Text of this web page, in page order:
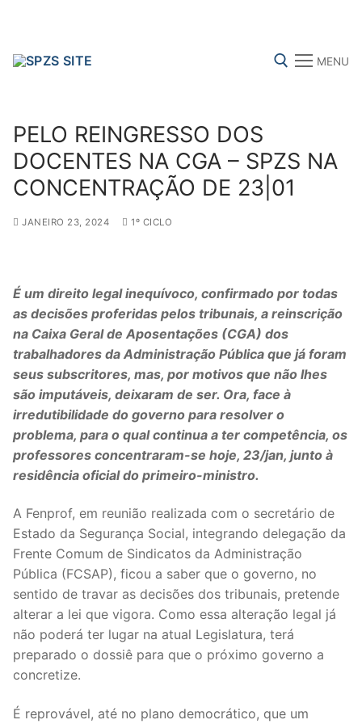
MENU
FENPROF CGTP-IN FRENTE COMUM
sindicalização
Notícias
Legislação
Sectores
PRÉ-ESCOLAR
2º/3º CEB / SECUNDÁRIO
ENSINO ARTÍSTICO
EDUCAÇÃO ESPECIAL
PARTICULAR / IPSS / MISERICÓRDIAS
ENSINO SUPERIOR
PELO REINGRESSO DOS
DOCENTES NA CGA – SPZS NA
CONCENTRAÇÃO DE 23|01
JANEIRO 23, 2024 1º CICLO
É um direito legal inequívoco, confirmado por todas
as decisões proferidas pelos tribunais, a reinscrição
na Caixa Geral de Aposentações (CGA) dos
trabalhadores da Administração Pública que já foram
seus subscritores, mas, por motivos que não lhes
são imputáveis, deixaram de ser. Ora, face à
irredutibilidade do governo para resolver o
problema, para o qual continua a ter competência, os
professores concentraram-se hoje, 23/jan, junto à
residência oficial do primeiro-ministro.
A Fenprof, em reunião realizada com o secretário de
Estado da Segurança Social, integrando delegação da
Frente Comum de Sindicatos da Administração
Pública (FCSAP), ficou a saber que o governo, no
sentido de travar as decisões dos tribunais, pretende
alterar a lei que vigora. Como essa alteração legal já
não poderá ter lugar na atual Legislatura, terá
preparado o dossiê para que o próximo governo a
concretize.
É reprovável, até no plano democrático, que um